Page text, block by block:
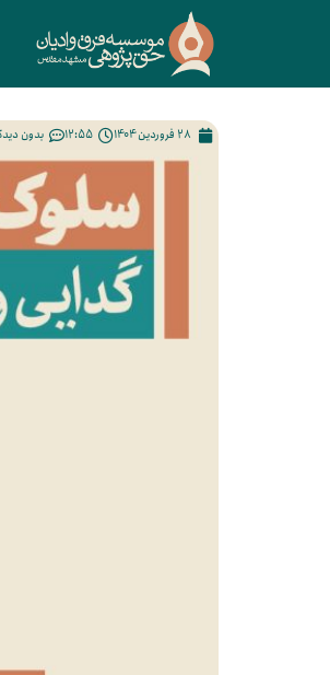
28 فروردین 1404 12:55 بدون